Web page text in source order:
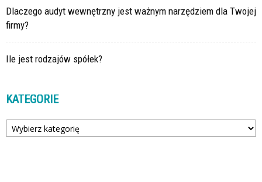
Dlaczego audyt wewnętrzny jest ważnym narzędziem dla Twojej
firmy?
Ile jest rodzajów spółek?
KATEGORIE
Kategorie